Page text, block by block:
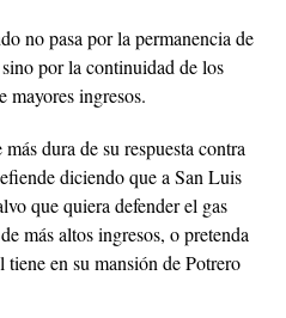
no pasa por la permanencia de
por la continuidad de los
mayores ingresos.
dura de su respuesta contra
diciendo que a San Luis
que quiera defender el gas
más altos ingresos, o pretenda
tiene en su mansión de Potrero